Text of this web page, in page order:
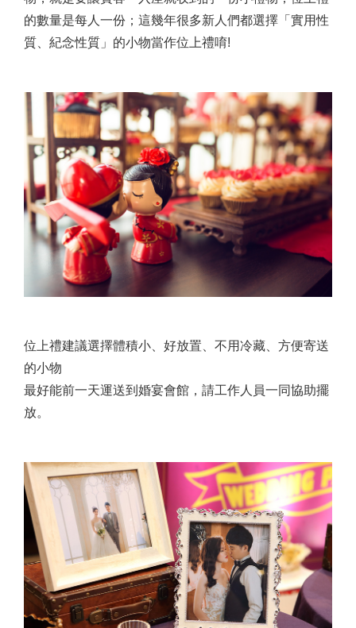
的數量是每人一份；這幾年很多新人們都選擇「實用性
質、紀念性質」的小物當作位上禮唷!
位上禮建議選擇體積小、好放置、不用冷藏、方便寄送
的小物
最好能前一天運送到婚宴會館，請工作人員一同協助擺
放。